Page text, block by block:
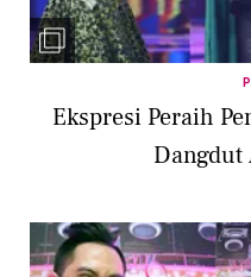
Ekspresi Peraih
Dangdut